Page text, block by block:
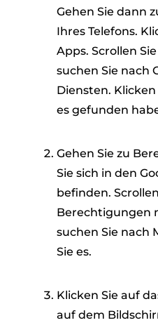
Gehen Sie dann
Ihres Telefons.
Apps. Scrollen
suchen Sie nach
Diensten.
es gefunden
Gehen Sie zu
Sie sich in den
befinden.
Berechtigungen
suchen Sie nach
Sie es.
Klicken Sie auf
auf dem